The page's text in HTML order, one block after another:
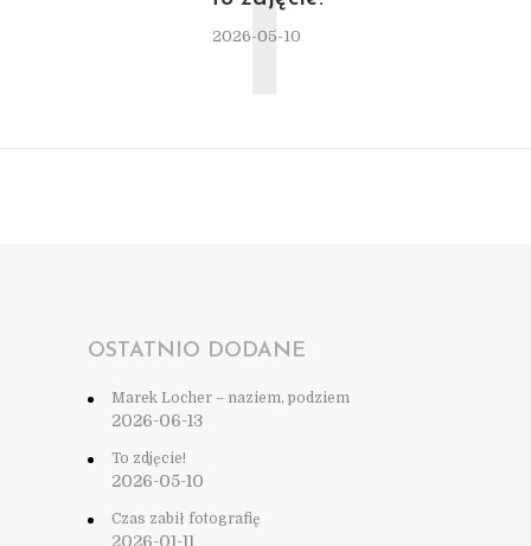
2026-05-10
OSTATNIO DODANE
Marek Locher – naziem, podziem
2026-06-13
To zdjęcie!
2026-05-10
Czas zabił fotografię
2026-01-11